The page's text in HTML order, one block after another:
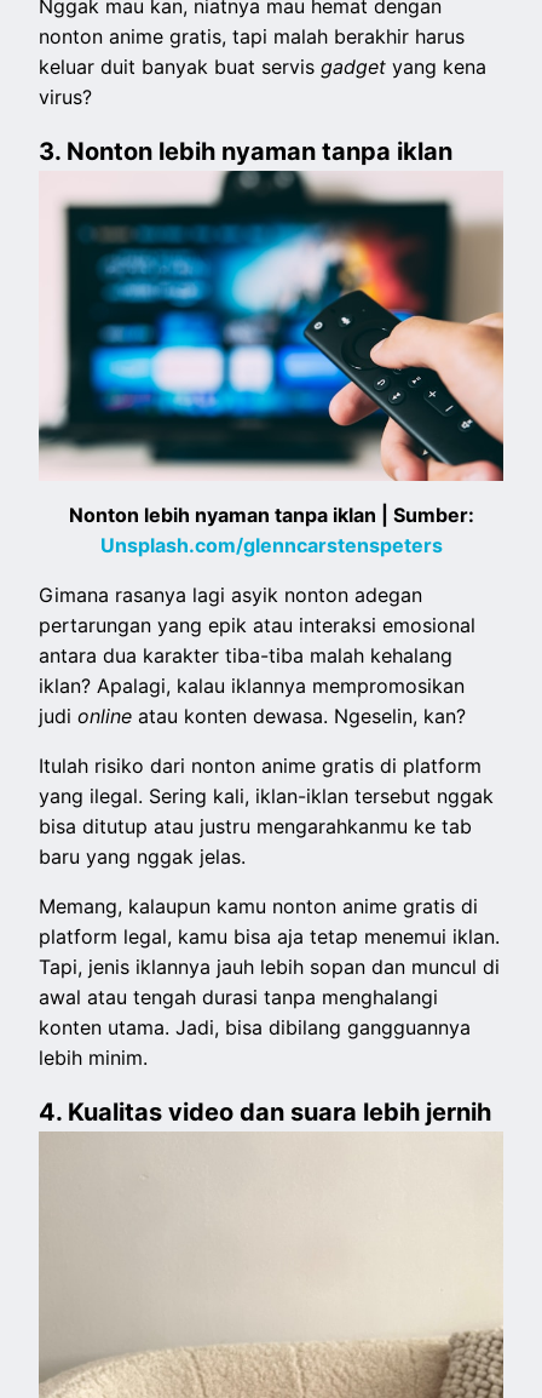
Nggak mau kan, niatnya mau hemat dengan
nonton anime gratis, tapi malah berakhir harus
keluar duit banyak buat servisgadget yang kena
virus?
3. Nonton lebih nyaman tanpa iklan
Nonton lebih nyaman tanpa iklan | Sumber:
Unsplash.com/glenncarstenspeters
Gimana rasanya lagi asyik nonton adegan
pertarungan yang epik atau interaksi emosional
antara dua karakter tiba-tiba malah kehalang
iklan? Apalagi, kalau iklannya mempromosikan
judionlineatau konten dewasa. Ngeselin, kan?
Itulah risiko dari nonton anime gratis di platform
yang ilegal. Sering kali, iklan-iklan tersebut nggak
bisa ditutup atau justru mengarahkanmu ke tab
baru yang nggak jelas.
Memang, kalaupun kamu nonton anime gratis di
platform legal, kamu bisa aja tetap menemui iklan.
Tapi, jenis iklannya jauh lebih sopan dan muncul di
awal atau tengah durasi tanpa menghalangi
konten utama. Jadi, bisa dibilang gangguannya
lebih minim.
4. Kualitas video dan suara lebih jernih